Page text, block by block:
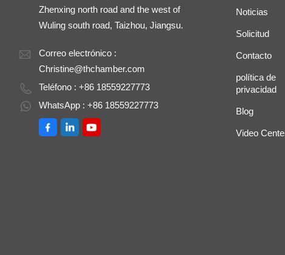
Zhenxing north road and the west of
Wuling south road, Taizhou, Jiangsu.
Correo electrónico :
Christine@thchamber.com
Teléfono : +86 18559227773
WhatsApp : +86 18559227773
Noticias
Solicitud
Contacto
política de
privacidad
Blog
Video